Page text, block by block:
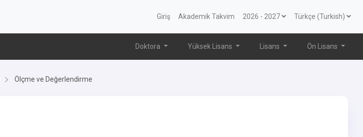
Giriş Akademik Takvim 2026 - 2027 Türkçe (Turkish)
Doktora Yüksek Lisans Lisans Ön Lisans
Ölçme ve Değerlendirme